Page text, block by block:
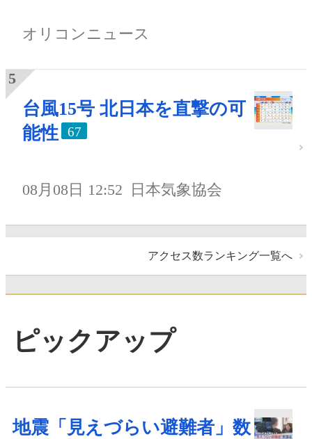
オリコンニュース
台風15号 北日本を直撃の可
能性
67
08月08日 12:52 日本気象協会
アクセス数ランキング一覧へ
ピックアップ
地震「見えづらい避難者」数